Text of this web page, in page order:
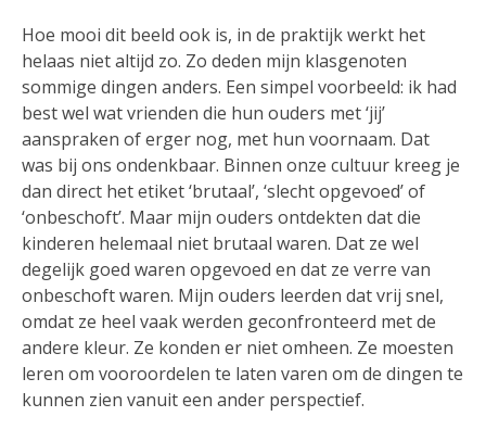
Hoe mooi dit beeld ook is, in de praktijk werkt het
helaas niet altijd zo. Zo deden mijn klasgenoten
sommige dingen anders. Een simpel voorbeeld: ik had
best wel wat vrienden die hun ouders met ‘jij’
aanspraken of erger nog, met hun voornaam. Dat
was bij ons ondenkbaar. Binnen onze cultuur kreeg je
dan direct het etiket ‘brutaal’, ‘slecht opgevoed’ of
‘onbeschoft’. Maar mijn ouders ontdekten dat die
kinderen helemaal niet brutaal waren. Dat ze wel
degelijk goed waren opgevoed en dat ze verre van
onbeschoft waren. Mijn ouders leerden dat vrij snel,
omdat ze heel vaak werden geconfronteerd met de
andere kleur. Ze konden er niet omheen. Ze moesten
leren om vooroordelen te laten varen om de dingen te
kunnen zien vanuit een ander perspectief.